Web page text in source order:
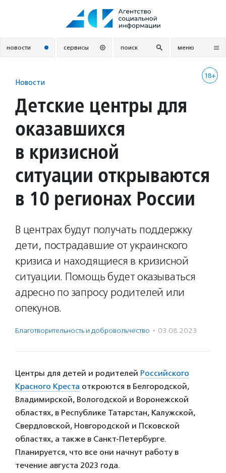
новости сервисы поиск меню
18+
Новости
Детские центры для
оказавшихся
в кризисной
ситуации открываются
в 10 регионах России
В центрах будут получать поддержку
дети, пострадавшие от украинского
кризиса и находящиеся в кризисной
ситуации. Помощь будет оказываться
адресно по запросу родителей или
опекунов.
Благотвори­тель­ность и доброволь­чест­во · 03.08.2023
Центры для детей и родителей Российского
Красного Креста откроются в Белгородской,
Владимирской, Вологодской и Воронежской
областях, в Республике Татарстан, Калужской,
Свердловской, Новгородской и Псковской
областях, а также в Санкт-Петербурге.
Планируется, что все они начнут работу в
течение августа 2023 года.